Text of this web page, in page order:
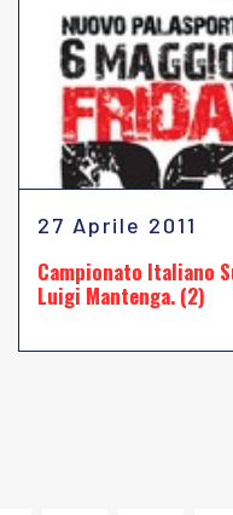
27 Aprile 2011
Campionato Italiano
Luigi Mantenga. (2)